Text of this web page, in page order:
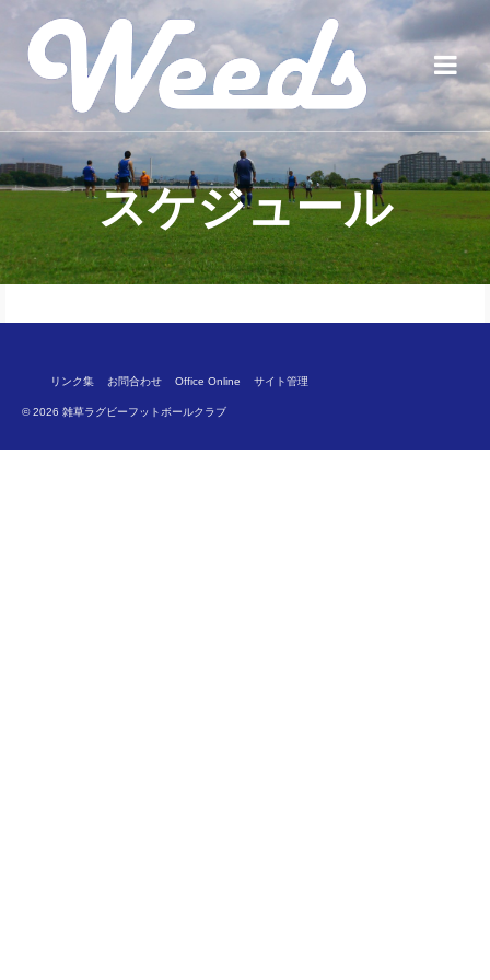
スケジュール
リンク集 お問合わせ Office Online サイト管理
© 2026 雑草ラグビーフットボールクラブ